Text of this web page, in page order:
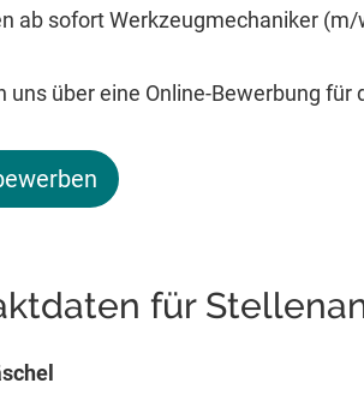
ab sofort Werkzeugmechaniker
uns über eine Online-Bewerbung
für